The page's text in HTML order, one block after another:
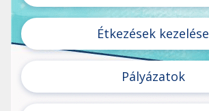
Étkezések kezelése
Pályázatok